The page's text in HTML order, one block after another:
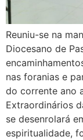
Reuniu-se na
Diocesano de
nas foranias e
do corrente ano
Extraordinários
se desenrolará
espiritualidade,